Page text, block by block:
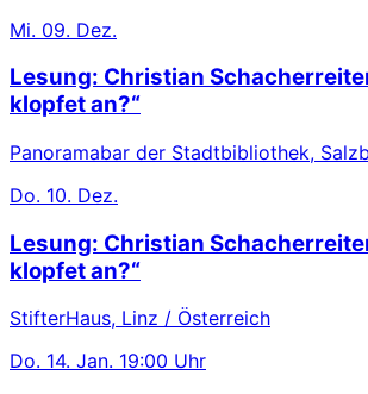
Mi. 09. Dez.
Lesung: Christian
klopfet an?“
Panoramabar der Stadtbibliothek,
Do. 10. Dez.
Lesung: Christian
klopfet an?“
StifterHaus, Linz / Österreich
Do. 14. Jan. 19:00 Uhr